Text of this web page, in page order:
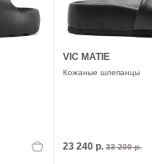
VIC MATIE
Кожаные шлепанцы
23 240 р. 33 200 р.